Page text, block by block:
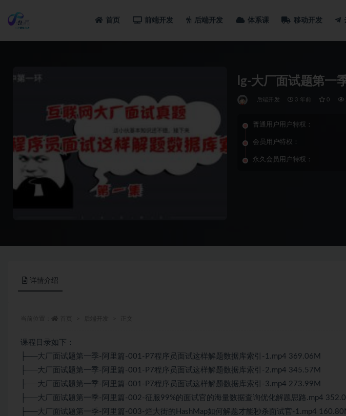
首页 前端开发 后端开发 体系课 移动开发
lg-大厂面试题第一
后端开发 3 年前 0
普通用户用户特权：
会员用户特权：
永久会员用户特权：
详情介绍
课程目录如下：
├──大厂面试题第一季-阿里篇-001-P7程序员面试这样解题数据库索引-1.mp4 369.06M
├──大厂面试题第一季-阿里篇-001-P7程序员面试这样解题数据库索引-2.mp4 345.57M
├──大厂面试题第一季-阿里篇-001-P7程序员面试这样解题数据库索引-3.mp4 273.99M
├──大厂面试题第一季-阿里篇-002-征服99%的面试官的海量数据查询优化解题思路.mp4
├──大厂面试题第一季-阿里篇-003-烂大街的HashMap如何解题才能秒杀面试官-1.mp4